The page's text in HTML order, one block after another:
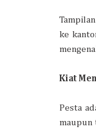
ke
Kiat
Pesta
maupun